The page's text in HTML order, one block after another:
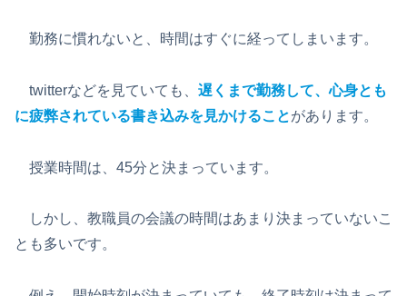
勤務に慣れないと、時間はすぐに経ってしまいます。
twitterなどを見ていても、 遅くまで勤務して、心身とも
に疲弊されている書き込みを見かけることがあります。
授業時間は、45分と決まっています。
しかし、教職員の会議の時間はあまり決まっていないこ
とも多いです。